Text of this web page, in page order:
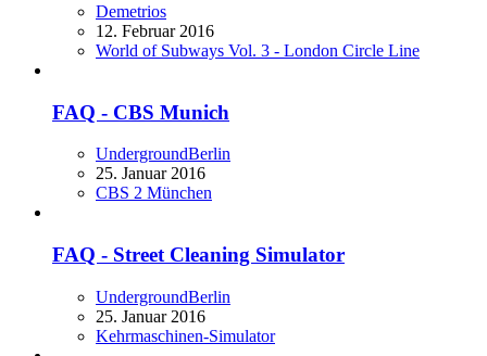
Demetrios
12. Februar 2016
World of Subways Vol. 3 - London Circle Line
FAQ - CBS Munich
UndergroundBerlin
25. Januar 2016
CBS 2 München
FAQ - Street Cleaning Simulator
UndergroundBerlin
25. Januar 2016
Kehrmaschinen-Simulator